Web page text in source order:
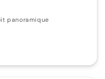
panoramique